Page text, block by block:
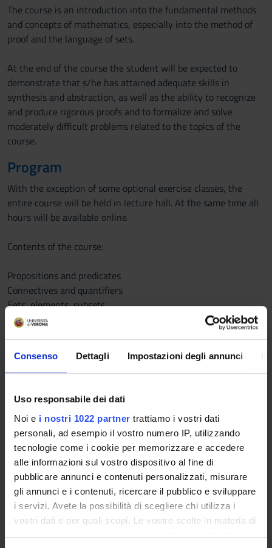
Consenso Dettagli Impostazioni degli annunci
Uso responsabile dei dati
Noi e i nostri 1022 partner trattiamo i vostri dati
personali, ad esempio il vostro numero IP, utilizzando
tecnologie come i cookie per memorizzare e accedere
alle informazioni sul vostro dispositivo al fine di
pubblicare annunci e contenuti personalizzati, misurare
gli annunci e i contenuti, ricercare il pubblico e sviluppare
i servizi. Avete la possibilità di scegliere chi utilizza i
vostri dati e per quali scopi. Le vostre scelte in materia di
privacy sono applicabili solo su questa proprietà digitale
The course is an introduction into the fundamental methods
and concepts of mathematics, especially into the method of
proof and the language of sets.
At the end of the course the student will be expected to
demonstrate that s/he has attained adequate skills in
synthesis and abstraction, as well as the ability to recognize
and produce rigorous proofs and to formalize and solve
moderately difficult problems related to the topics of the
course.
Program
With the exception of some optional exercise classes, the
entire course will be held in lecture hall. At the same time all
hours will be available online.
Contents of the course:
Propositions and predicates
Connectives and quantifiers
Sets, elements, subsets
The axiomatic-deductive method
Relations and functions
Families and sequences
The Peano axioms
Number systems
Transfinite methods
Reference texts
AUTHOR TITLE
PUBLISHING
HOUSE
YEAR
Day, Martin
An Introduction
to Proofs and
2015